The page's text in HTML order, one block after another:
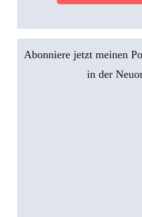
Abonniere jetzt meinen
in der